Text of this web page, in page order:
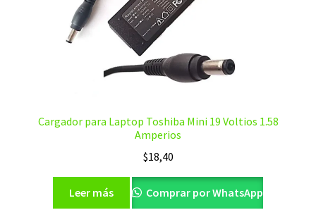
Cargador para Laptop Toshiba Mini 19 Voltios 1.58
Amperios
$18,40
Leer más Comprar por WhatsApp